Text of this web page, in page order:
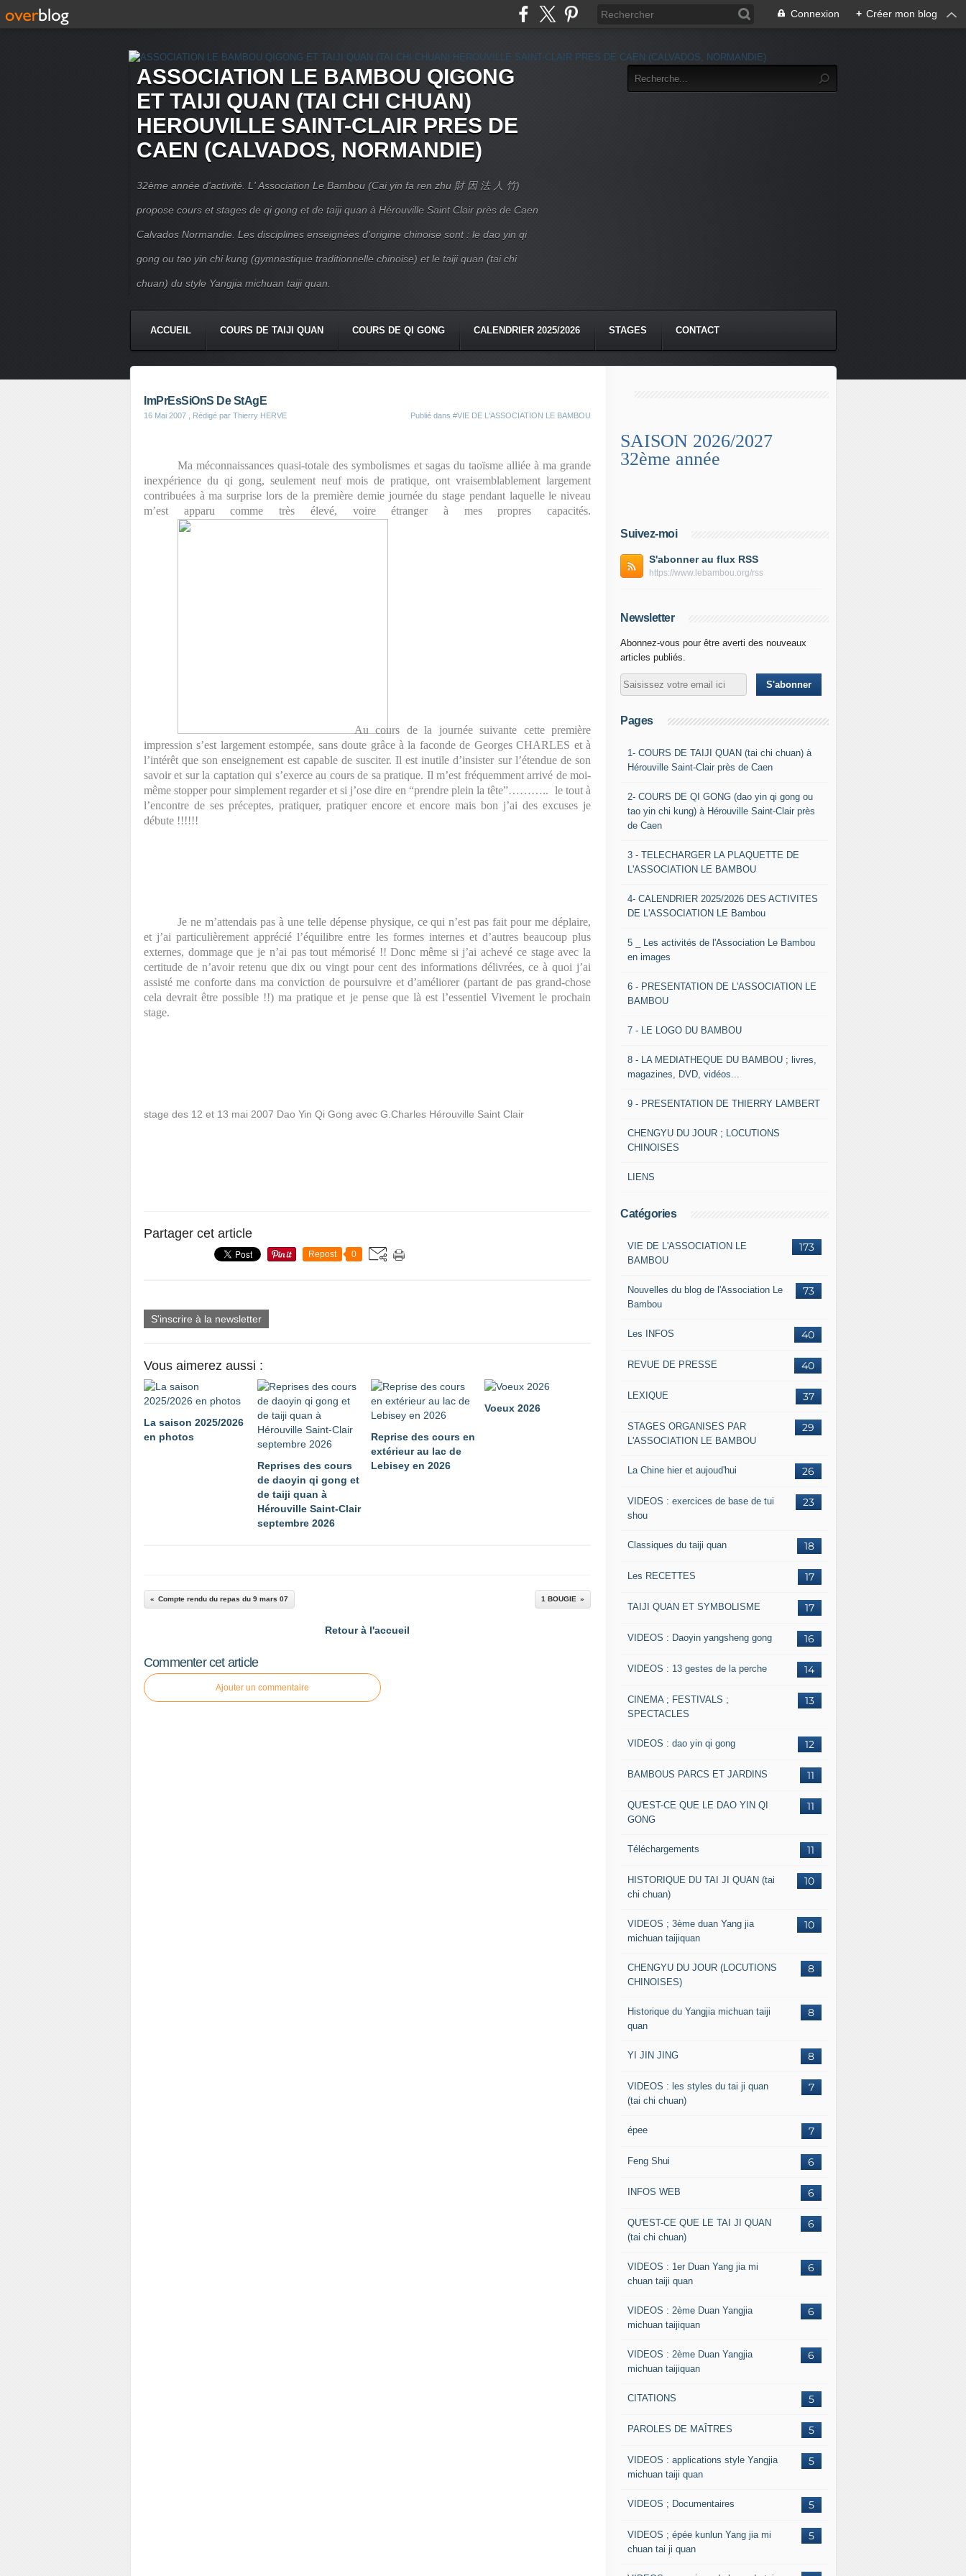
Connexion + Créer mon blog
ASSOCIATION LE BAMBOU QIGONG
ET TAIJI QUAN (TAI CHI CHUAN)
HEROUVILLE SAINT-CLAIR PRES DE
CAEN (CALVADOS, NORMANDIE)
32ème année d'activité. L' Association Le Bambou (Cai yin fa ren zhu 財 因 法 人 竹)
propose cours et stages de qi gong et de taiji quan à Hérouville Saint Clair près de Caen
Calvados Normandie. Les disciplines enseignées d'origine chinoise sont : le dao yin qi
gong ou tao yin chi kung (gymnastique traditionnelle chinoise) et le taiji quan (tai chi
chuan) du style Yangjia michuan taiji quan.
ACCUEIL COURS DE TAIJI QUAN COURS DE QI GONG CALENDRIER 2025/2026 STAGES CONTACT
ImPrEsSiOnS De StAgE
16 Mai 2007 , Rédigé par Thierry HERVE Publié dans #VIE DE L'ASSOCIATION LE BAMBOU
Ma méconnaissances quasi-totale des symbolismes et sagas du taoïsme alliée à ma grande
inexpérience du qi gong, seulement neuf mois de pratique, ont vraisemblablement largement
contribuées à ma surprise lors de la première demie journée du stage pendant laquelle le niveau
m’est apparu comme très élevé, voire étranger à mes propres capacités.
Au cours de la journée suivante cette première
impression s’est largement estompée, sans doute grâce à la faconde de Georges CHARLES et à
l’intérêt que son enseignement est capable de susciter. Il est inutile d’insister sur l’étendue de son
savoir et sur la captation qui s’exerce au cours de sa pratique. Il m’est fréquemment arrivé de moi-
même stopper pour simplement regarder et si j’ose dire en “prendre plein la tête”……….. le tout à
l’encontre de ses préceptes, pratiquer, pratiquer encore et encore mais bon j’ai des excuses je
débute !!!!!!
Je ne m’attendais pas à une telle dépense physique, ce qui n’est pas fait pour me déplaire,
et j’ai particulièrement apprécié l’équilibre entre les formes internes et d’autres beaucoup plus
externes, dommage que je n’ai pas tout mémorisé !! Donc même si j’ai achevé ce stage avec la
certitude de n’avoir retenu que dix ou vingt pour cent des informations délivrées, ce à quoi j’ai
assisté me conforte dans ma conviction de poursuivre et d’améliorer (partant de pas grand-chose
cela devrait être possible !!) ma pratique et je pense que là est l’essentiel Vivement le prochain
stage.
stage des 12 et 13 mai 2007 Dao Yin Qi Gong avec G.Charles Hérouville Saint Clair
Partager cet article
Repost 0
S'inscrire à la newsletter
Vous aimerez aussi :
La saison 2025/2026
en photos
Reprises des cours
de daoyin qi gong et
de taiji quan à
Hérouville Saint-Clair
septembre 2026
Reprise des cours en
extérieur au lac de
Lebisey en 2026
Voeux 2026
Compte rendu du repas du 9 mars 07 1 BOUGIE
Retour à l'accueil
Commenter cet article
Ajouter un commentaire
SAISON 2026/2027
32ème année
Suivez-moi
S'abonner au flux RSS
https://www.lebambou.org/rss
Newsletter
Abonnez-vous pour être averti des nouveaux
articles publiés.
Pages
1- COURS DE TAIJI QUAN (tai chi chuan) à
Hérouville Saint-Clair près de Caen
2- COURS DE QI GONG (dao yin qi gong ou
tao yin chi kung) à Hérouville Saint-Clair près
de Caen
3 - TELECHARGER LA PLAQUETTE DE
L'ASSOCIATION LE BAMBOU
4- CALENDRIER 2025/2026 DES ACTIVITES
DE L'ASSOCIATION LE Bambou
5 _ Les activités de l'Association Le Bambou
en images
6 - PRESENTATION DE L'ASSOCIATION LE
BAMBOU
7 - LE LOGO DU BAMBOU
8 - LA MEDIATHEQUE DU BAMBOU ; livres,
magazines, DVD, vidéos...
9 - PRESENTATION DE THIERRY LAMBERT
CHENGYU DU JOUR ; LOCUTIONS
CHINOISES
LIENS
Catégories
173
VIE DE L'ASSOCIATION LE
BAMBOU
73
Nouvelles du blog de l'Association Le
Bambou
40
Les INFOS
40
REVUE DE PRESSE
37
LEXIQUE
29
STAGES ORGANISES PAR
L'ASSOCIATION LE BAMBOU
26
La Chine hier et aujoud'hui
23
VIDEOS : exercices de base de tui
shou
18
Classiques du taiji quan
17
Les RECETTES
17
TAIJI QUAN ET SYMBOLISME
16
VIDEOS : Daoyin yangsheng gong
14
VIDEOS : 13 gestes de la perche
13
CINEMA ; FESTIVALS ;
SPECTACLES
12
VIDEOS : dao yin qi gong
11
BAMBOUS PARCS ET JARDINS
11
QU'EST-CE QUE LE DAO YIN QI
GONG
11
Téléchargements
10
HISTORIQUE DU TAI JI QUAN (tai
chi chuan)
10
VIDEOS ; 3ème duan Yang jia
michuan taijiquan
8
CHENGYU DU JOUR (LOCUTIONS
CHINOISES)
8
Historique du Yangjia michuan taiji
quan
8
YI JIN JING
7
VIDEOS : les styles du tai ji quan
(tai chi chuan)
7
épee
6
Feng Shui
6
INFOS WEB
6
QU'EST-CE QUE LE TAI JI QUAN
(tai chi chuan)
6
VIDEOS : 1er Duan Yang jia mi
chuan taiji quan
6
VIDEOS : 2ème Duan Yangjia
michuan taijiquan
6
VIDEOS : 2ème Duan Yangjia
michuan taijiquan
5
CITATIONS
5
PAROLES DE MAÎTRES
5
VIDEOS : applications style Yangjia
michuan taiji quan
5
VIDEOS ; Documentaires
5
VIDEOS ; épée kunlun Yang jia mi
chuan tai ji quan